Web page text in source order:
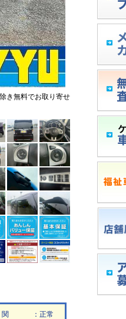
き無料でお取り寄せ
関
：正常